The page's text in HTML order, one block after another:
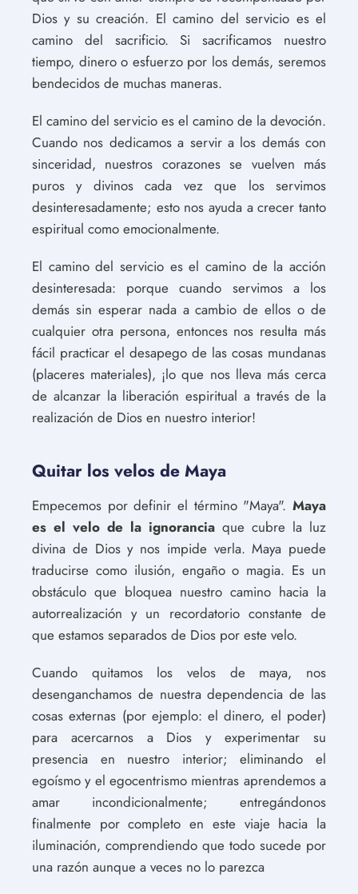
Dios y su creación. El camino del servicio es el
camino del sacrificio. Si sacrificamos nuestro
tiempo, dinero o esfuerzo por los demás, seremos
bendecidos de muchas maneras.
El camino del servicio es el camino de la devoción.
Cuando nos dedicamos a servir a los demás con
sinceridad, nuestros corazones se vuelven más
puros y divinos cada vez que los servimos
desinteresadamente; esto nos ayuda a crecer tanto
espiritual como emocionalmente.
El camino del servicio es el camino de la acción
desinteresada: porque cuando servimos a los
demás sin esperar nada a cambio de ellos o de
cualquier otra persona, entonces nos resulta más
fácil practicar el desapego de las cosas mundanas
(placeres materiales), ¡lo que nos lleva más cerca
de alcanzar la liberación espiritual a través de la
realización de Dios en nuestro interior!
Quitar los velos de Maya
Empecemos por definir el término "Maya". Maya
es el velo de la ignorancia que cubre la luz
divina de Dios y nos impide verla. Maya puede
traducirse como ilusión, engaño o magia. Es un
obstáculo que bloquea nuestro camino hacia la
autorrealización y un recordatorio constante de
que estamos separados de Dios por este velo.
Cuando quitamos los velos de maya, nos
desenganchamos de nuestra dependencia de las
cosas externas (por ejemplo: el dinero, el poder)
para acercarnos a Dios y experimentar su
presencia en nuestro interior; eliminando el
egoísmo y el egocentrismo mientras aprendemos a
amar incondicionalmente; entregándonos
finalmente por completo en este viaje hacia la
iluminación, comprendiendo que todo sucede por
una razón aunque a veces no lo parezca